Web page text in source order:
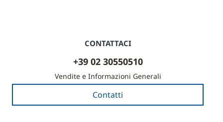
CONTATTACI
+39 02 30550510
Vendite e Informazioni Generali
Contatti